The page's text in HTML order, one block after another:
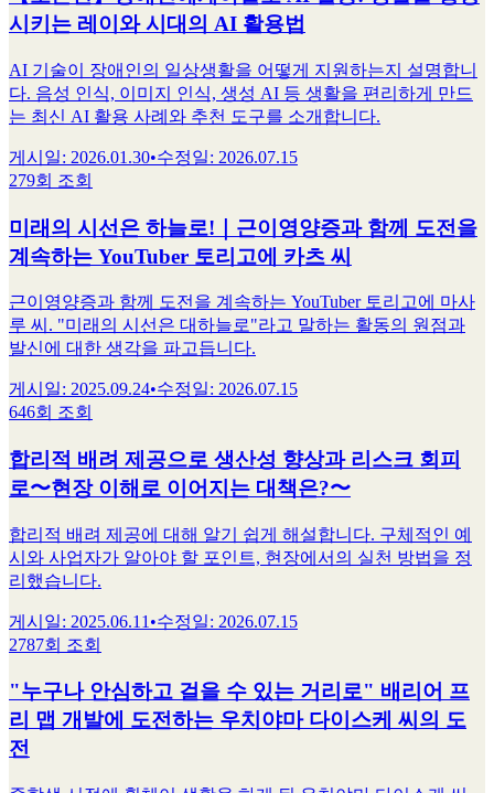
시키는 레이와 시대의 AI 활용법
AI 기술이 장애인의 일상생활을 어떻게 지원하는지 설명합니
다. 음성 인식, 이미지 인식, 생성 AI 등 생활을 편리하게 만드
는 최신 AI 활용 사례와 추천 도구를 소개합니다.
게시일: 2026.01.30•수정일: 2026.07.15
279회 조회
미래의 시선은 하늘로!｜근이영양증과 함께 도전을
계속하는 YouTuber 토리고에 카츠 씨
근이영양증과 함께 도전을 계속하는 YouTuber 토리고에 마사
루 씨. "미래의 시선은 대하늘로"라고 말하는 활동의 원점과
발신에 대한 생각을 파고듭니다.
게시일: 2025.09.24•수정일: 2026.07.15
646회 조회
합리적 배려 제공으로 생산성 향상과 리스크 회피
로〜현장 이해로 이어지는 대책은?〜
합리적 배려 제공에 대해 알기 쉽게 해설합니다. 구체적인 예
시와 사업자가 알아야 할 포인트, 현장에서의 실천 방법을 정
리했습니다.
게시일: 2025.06.11 •수정일: 2026.07.15
2787회 조회
"누구나 안심하고 걸을 수 있는 거리로" 배리어 프
리 맵 개발에 도전하는 우치야마 다이스케 씨의 도
전